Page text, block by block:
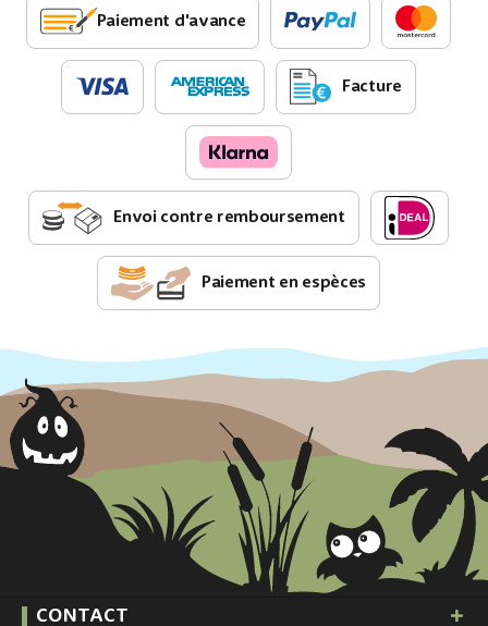
Paiement d'avance
Facture
Envoi contre remboursement
Paiement en espèces
CONTACT